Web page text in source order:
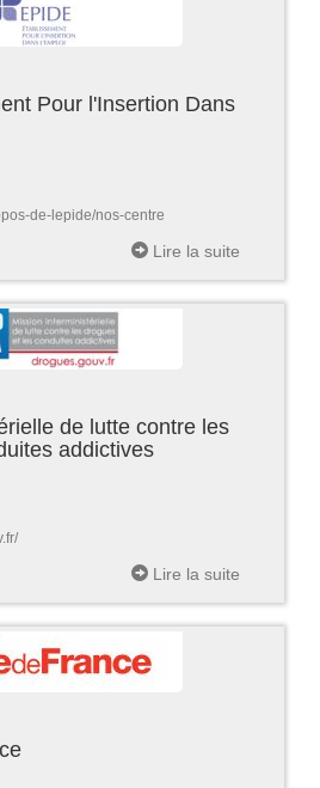
Pour l'Insertion Dans
de-lepide/nos-centre
Lire la suite
de lutte contre les
addictives
Lire la suite